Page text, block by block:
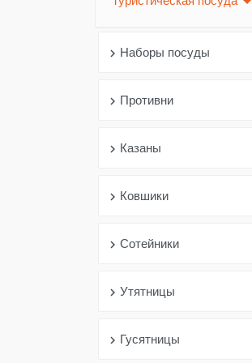
chevron_right Наборы посуды
chevron_right Противни
chevron_right Казаны
chevron_right Ковшики
chevron_right Сотейники
chevron_right Утятницы
chevron_right Гусятницы